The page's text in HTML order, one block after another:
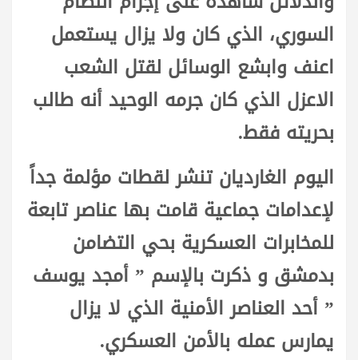
السوري، الذي كان ولا يزال يستعمل
اعنف وابشع الوسائل لقتل الشعب
الاعزل الذي كان جرمه الوحيد أنه طالب
بحريته فقط.
اليوم الغارديان تنشر لقطات مؤلمة جداً
لإعدامات جماعية قامت بها عناصر تابعة
للمخابرات العسكرية بحي التضامن
بدمشق و ذكرت بالإسم ” أمجد يوسف
” أحد العناصر الأمنية الذي لا يزال
يمارس عمله بالأمن العسكري.